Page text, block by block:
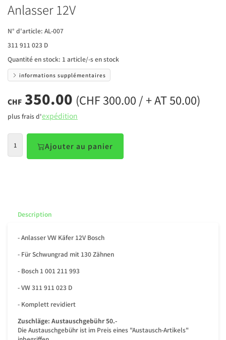
Anlasser 12V
N° d'article: AL-007
311 911 023 D
Quantité en stock: 1 article/-s en stock
informations supplémentaires
CHF 350.00 (CHF 300.00 / + AT 50.00)
plus frais d'expédition
Ajouter au panier
Description
- Anlasser VW Käfer 12V Bosch
- Für Schwungrad mit 130 Zähnen
- Bosch 1 001 211 993
- VW 311 911 023 D
- Komplett revidiert
Zuschläge: Austauschgebühr 50.-
Die Austauschgebühr ist im Preis eines "Austausch-Artikels"